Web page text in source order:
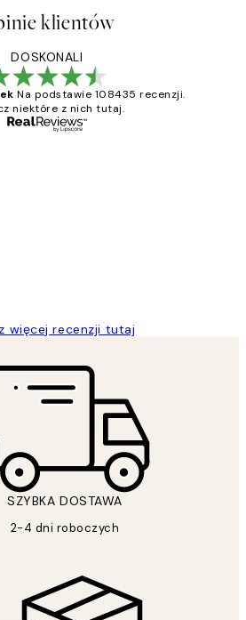
klientów
DOSKONALI
Na podstawie 108435 recenzji.
niektóre z nich tutaj.
więcej recenzji tutaj
SZYBKA DOSTAWA
2-4 dni roboczych